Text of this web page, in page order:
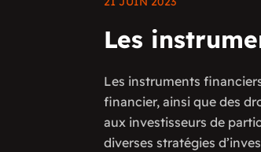
Les
Les instruments
financier, ainsi que des
aux investisseurs de
diverses stratégies